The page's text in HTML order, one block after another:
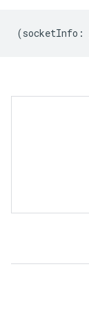
(socketInfo :